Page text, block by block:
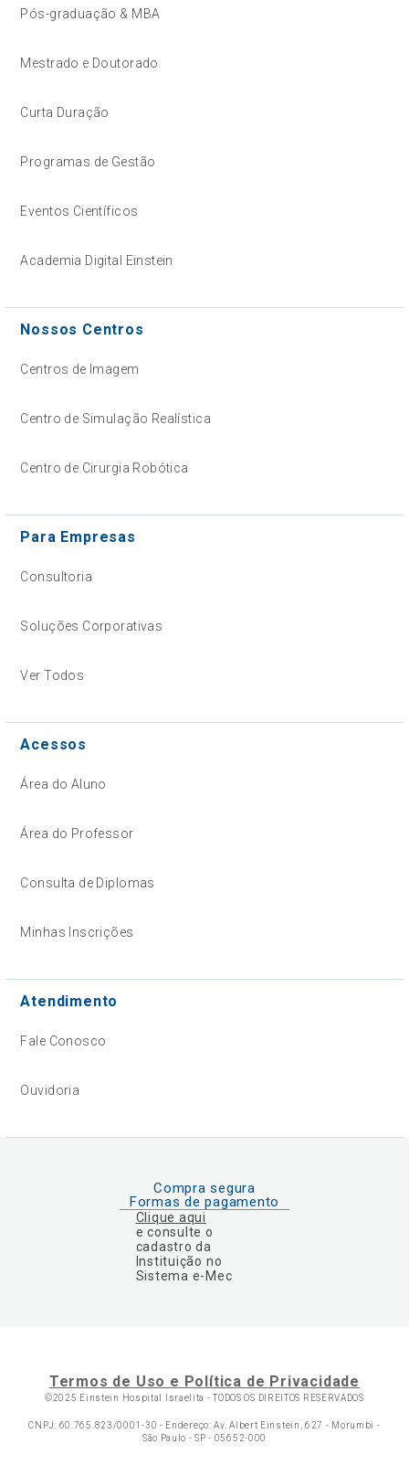
Pós-graduação & MBA
Mestrado e Doutorado
Curta Duração
Programas de Gestão
Eventos Científicos
Academia Digital Einstein
Nossos Centros
Centros de Imagem
Centro de Simulação Realística
Centro de Cirurgia Robótica
Para Empresas
Consultoria
Soluções Corporativas
Ver Todos
Acessos
Área do Aluno
Área do Professor
Consulta de Diplomas
Minhas Inscrições
Atendimento
Fale Conosco
Ouvidoria
Compra segura
Formas de pagamento
Clique aqui
e consulte o
cadastro da
Instituição no
Sistema e-Mec
Termos de Uso e Política de Privacidade
©2025 Einstein Hospital Israelita -TODOS OS DIREITOS RESERVADOS
CNPJ: 60.765.823/0001-30 - Endereço: Av. Albert Einstein, 627 - Morumbi -
São Paulo - SP - 05652-000